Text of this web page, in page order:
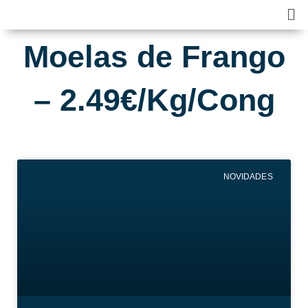
content
Moelas de Frango
– 2.49€/Kg/Cong
NOVIDADES